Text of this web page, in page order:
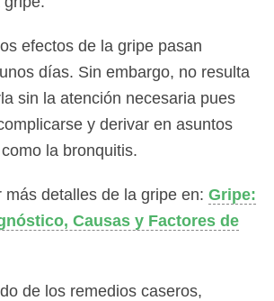
efectos de la gripe pasan
días. Sin embargo, no resulta
sin la atención necesaria pues
y derivar en asuntos
la bronquitis.
más detalles de la gripe en: Gripe:
Causas y Factores de
de los remedios caseros,